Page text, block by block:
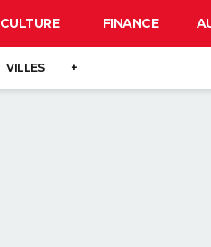
CULTURE FINANCE
VILLES +